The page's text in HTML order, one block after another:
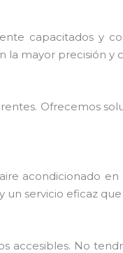
capacitados y
la mayor precisión y
Ofrecemos
acondicionado
un servicio eficaz
accesibles. No